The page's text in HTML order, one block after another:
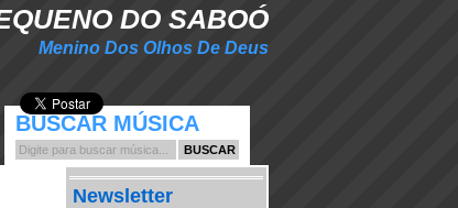
DO SABOÓ
Menino Dos Olhos De Deus
BUSCAR MÚSICA
Newsletter